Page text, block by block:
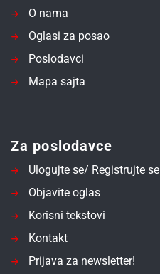
O nama
Oglasi za posao
Poslodavci
Mapa sajta
Za poslodavce
Ulogujte se/ Registrujte se
Objavite oglas
Korisni tekstovi
Kontakt
Prijava za newsletter!